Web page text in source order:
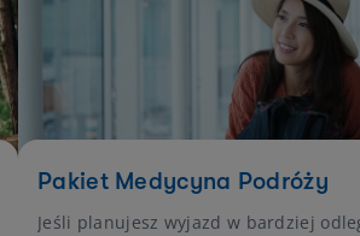
monitorować kondycję organizmu.
Pakiet Medycyna Podróży
Jeśli planujesz wyjazd w bardziej